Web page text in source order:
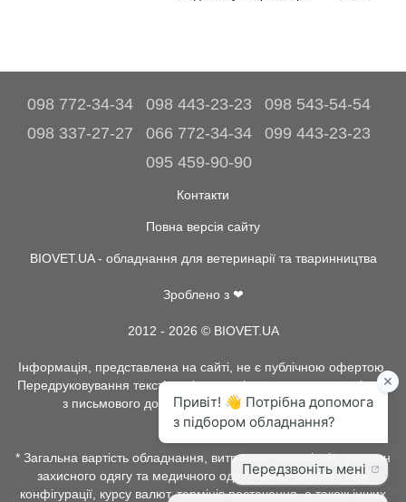
098 772-34-34 098 443-23-23
098 543-54-54
098 337-27-27
066 772-34-34
099 443-23-23
095 459-90-90
Контакти
Повна версія сайту
BIOVET.UA - обладнання для ветеринарії та тваринництва
Зроблено з ❤
2012 - 2026 © BIOVET.UA
Інформація, представлена на сайті, не є публічною офертою.
Передруковування текстів та інше копіювання, можливо тільки
з письмового дозволу адміністрації BIOVET.UA.
* Загальна вартість обладнання, витратних матеріалів, рентген
захисного одягу та медичного одягу, може залежати від
конфігурації, курсу валют, термінів постачання, а також інших